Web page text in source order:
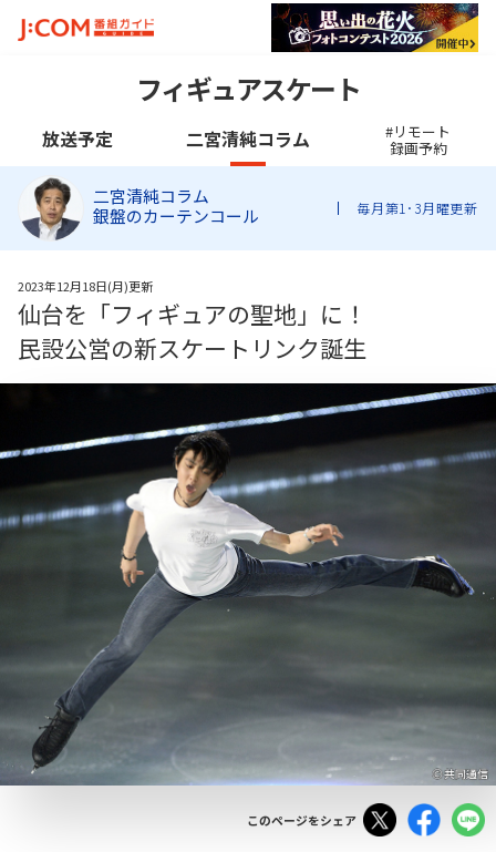
フィギュアスケート
放送予定 二宮清純コラム #リモート
録画予約
二宮清純コラム
銀盤のカーテンコール
毎月第1･3月曜更新
2023年12月18日(月)更新
仙台を「フィギュアの聖地」に！
民設公営の新スケートリンク誕生
このページをシェア Tweet